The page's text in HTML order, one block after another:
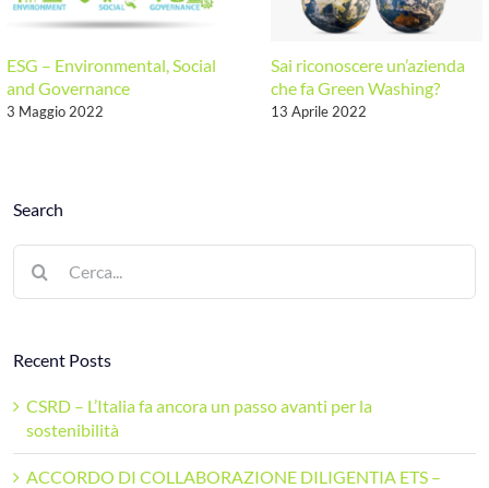
ESG – Environmental, Social
and Governance
3 Maggio 2022
Sai riconoscere un’azienda
che fa Green Washing?
13 Aprile 2022
Search
Cerca
per:
Recent Posts
CSRD – L’Italia fa ancora un passo avanti per la
sostenibilità
ACCORDO DI COLLABORAZIONE DILIGENTIA ETS –